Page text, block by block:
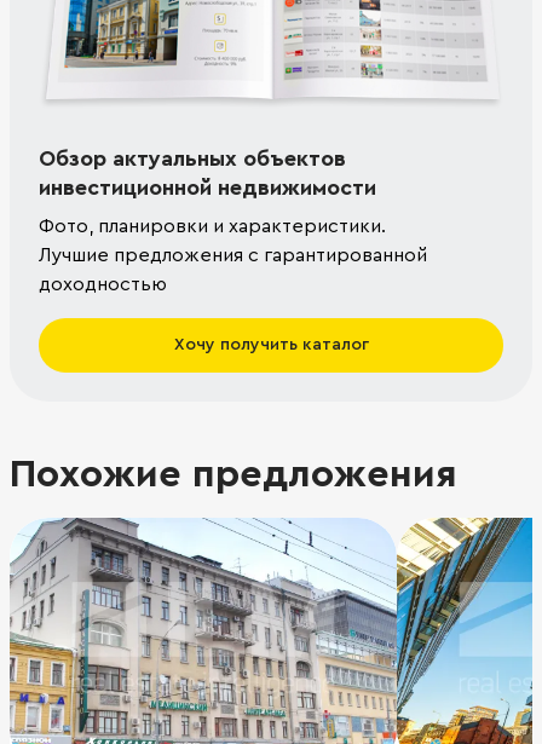
Обзор актуальных объектов
инвестиционной недвижимости
Фото, планировки и характеристики.
Лучшие предложения с гарантированной
доходностью
Хочу получить каталог
Похожие предложения